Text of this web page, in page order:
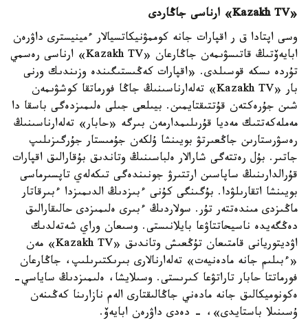
«Kazakh TV» ارناسى جاڭاردى
وسى اپتادا ق ر اقپارات جانە كوممۋنيكاتسيالار ءمينيسترى داۋرەن
ابايەۆتىڭ قاتىسۋىمەن جاڭارعان «Kazakh TV» ارناسى رەسمي
تۇردە ىسكە قوسىلدى. «اقپارات كەڭىستىگىندە وزىندىك ورنى
بار «Kazakh TV» تەلەارناسىنىڭ جاڭا فورماتقا كوشۋىمەن
شىن جۇرەكتەن قۇتتىقتايمىن. بيىلعى جىلى ەلىمىزدەگى باسقا دا
مەملەكەتتىك مەديا قۇرىلىمدارمەن بىرگە «حابار» تەلەارناسىنىڭ
رەسۋرستارىن جاڭعىرتۋ بويىنشا ۇلكەن جۇمىستار جۇرگىزىلىپ
جاتىر. بۇل رەتتەگى شارالار ەلباسىنىڭ وتاندىق بۇقارالىق اقپارات
قۇرالدارىنىڭ ساپاسىن ارتتىرۋ جونىندەگى تىكەلەي تاپسىرماسى
بويىنشا اتقارىلۋدا. بۇگىنگى كۇنى ءبىزدىڭ الدىمىزدا ءبىرقاتار
ماڭىزدى مىندەتتەر تۇر. سولاردىڭ ءبىرى ەلىمىزدى حالىقارالىق
دەڭگەيدە ناسيحاتتاۋعا بايلانىستى. وسىعان وراي شەتەلدىك
اۋديتوريانى قامتىعان تۇڭعىش وتاندىق «Kazakh TV» مەن
«ءبىلىم جانە مادەنيەت» تەلەارنالارى بىرىكتىرىلىپ، جاڭارعان
فورماتتا حابار تاراتۋعا كىرىستى. وسىلايشا، ەلىمىزدىڭ ساياسي-
ەكونوميكالىق جانە مادەني جاڭالىقتارى الەم نازارىنا كەڭىنەن
ۇسىنىلا باستايدى»، - دەدى داۋرەن ابايەۆ.